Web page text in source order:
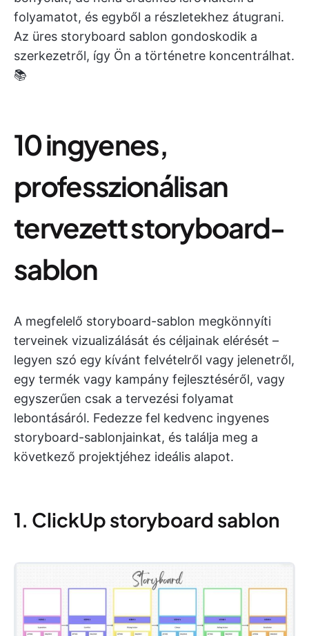
folyamatot, és egyből a részletekhez átugrani.
Az üres storyboard sablon gondoskodik a
szerkezetről, így Ön a történetre koncentrálhat.
📚
10 ingyenes,
professzionálisan
tervezett storyboard-
sablon
A megfelelő storyboard-sablon megkönnyíti
terveinek vizualizálását és céljainak elérését –
legyen szó egy kívánt felvételről vagy jelenetről,
egy termék vagy kampány fejlesztéséről, vagy
egyszerűen csak a tervezési folyamat
lebontásáról. Fedezze fel kedvenc ingyenes
storyboard-sablonjainkat, és találja meg a
következő projektjéhez ideális alapot.
1. ClickUp storyboard sablon